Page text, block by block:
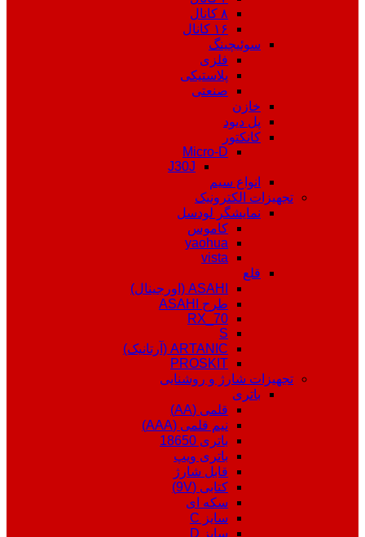
۸ کانال
۱۶ کانال
سوئیچینگ
فلزی
پلاستیکی
صنعتی
خازن
پل دیود
کانکتور
Micro-D
J30J
انواع سیم
تجهیزات الکترونیک
نمایشگر لودسل
کاموس
yaohua
vista
قلع
ASAHI (اورجینال)
طرح ASAHI
RX_70
S
ARTANIC (آرتانیک)
PROSKIT
تجهیزات شارژ و روشنایی
باتری
قلمی (AA)
نیم قلمی (AAA)
باتری 18650
باتری ویپ
قابل شارژ
کتابی (9V)
سکه ای
سایز C
سایز D